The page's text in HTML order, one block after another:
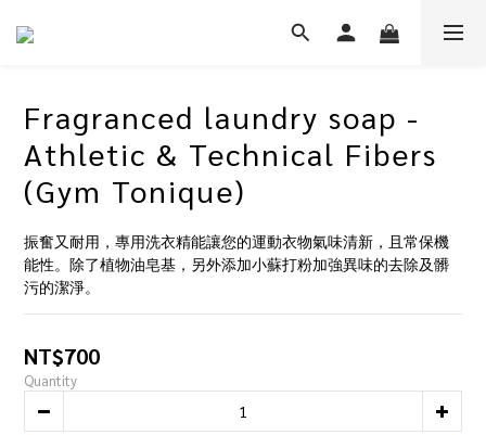
Fragranced laundry soap -
Athletic & Technical Fibers
(Gym Tonique)
振奮又耐用，專用洗衣精能讓您的運動衣物氣味清新，且常保機
能性。除了植物油皂基，另外添加小蘇打粉加強異味的去除及髒
污的潔淨。
NT$700
Quantity